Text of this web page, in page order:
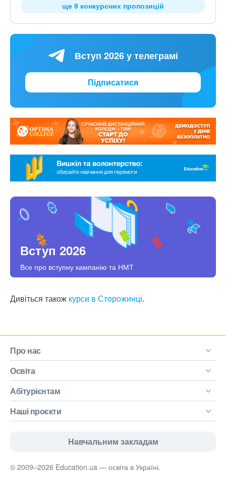
ще 9 конкурсних пропозицій
Вступ 2026 у телеграмі
Підписатися
Вступ 2026
Все про вступну кампанію та НМТ
Дивіться також курси в Сторожинці.
Про нас
Освіта
Абітурієнтам
Наші проєкти
Навчальним закладам
© 2009–2026 Education.ua — освіта в Україні.